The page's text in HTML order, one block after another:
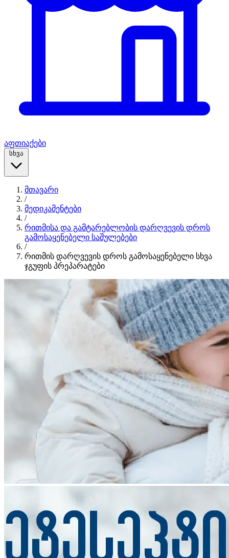
აფთიაქები
სხვა
მთავარი
/
მედიკამენტები
/
რითმისა და გამტარებლობის დარღვევის დროს
გამოსაყენებელი საშულებები
/
რითმის დარღვევის დროს გამოსაყენებელი სხვა
ჯგუფის პრეპარატები